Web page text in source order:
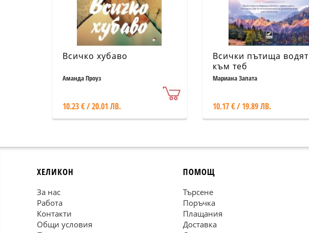
Всичко хубаво
Аманда Проуз
10.23 € / 20.01 ЛВ.
Всички пътища водят
към теб
Мариана Запата
10.17 € / 19.89 ЛВ.
ХЕЛИКОН
За нас
Работа
Контакти
Общи условия
ПОМОЩ
Търсене
Поръчка
Плащания
Доставка